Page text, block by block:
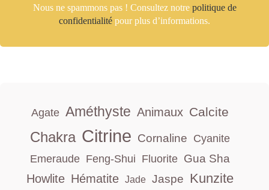
Nous ne spammons pas ! Consultez notre politique de
confidentialité pour plus d’informations.
Agate Améthyste Animaux Calcite
Chakra Citrine Cornaline Cyanite
Emeraude Feng-Shui Fluorite Gua Sha
Howlite Hématite Jade Jaspe Kunzite